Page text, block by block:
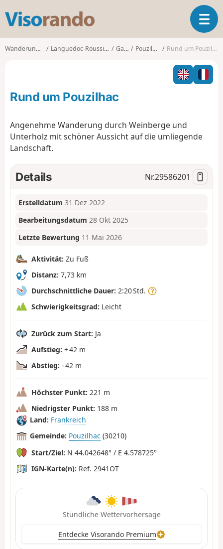
s
o
o
T
o
l
n
o
n
Wanderungen Languedoc-Roussillon Gard Pouzilhac Rund um Pouzilhac
Rund um Pouzilhac
Angenehme Wanderung durch Weinberge und
Unterholz mit schöner Aussicht auf die umliegende
Landschaft.
Details Nr.29586201
Erstelldatum 31 Dez 2022
Bearbeitungsdatum 28 Okt 2025
Letzte Bewertung 11 Mai 2026
Aktivität: Zu Fuß
Distanz: 7,73 km
Durchschnittliche Dauer: 2:20 Std.
Schwierigkeitsgrad: Leicht
Zurück zum Start: Ja
Aufstieg: + 42 m
Abstieg: - 42 m
Höchster Punkt: 221 m
Niedrigster Punkt: 188 m
Land: Frankreich
Gemeinde: Pouzilhac (30210)
Start/Ziel: N 44.042648° / E 4.578725°
IGN-Karte(n): Ref. 2941OT
Stündliche Wettervorhersage
Entdecke Visorando Premium